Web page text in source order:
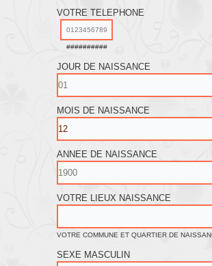
VOTRE TELEPHONE
##########
JOUR DE NAISSANCE
MOIS DE NAISSANCE
ANNEE DE NAISSANCE
VOTRE LIEUX NAISSANCE
VOTRE COMMUNE ET QUARTIER DE
SEXE MASCULIN